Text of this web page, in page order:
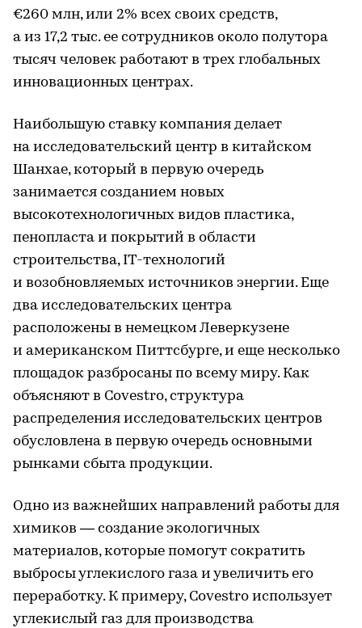
€260 млн, или 2% всех своих средств,
а из 17,2 тыс. ее сотрудников около полутора
тысяч человек работают в трех глобальных
инновационных центрах.
Наибольшую ставку компания делает
на исследовательский центр в китайском
Шанхае, который в первую очередь
занимается созданием новых
высокотехнологичных видов пластика,
пенопласта и покрытий в области
строительства, IT-технологий
и возобновляемых источников энергии. Еще
два исследовательских центра
расположены в немецком Леверкузене
и американском Питтсбурге, и еще несколько
площадок разбросаны по всему миру. Как
объясняют в Covestro, структура
распределения исследовательских центров
обусловлена в первую очередь основными
рынками сбыта продукции.
Одно из важнейших направлений работы для
химиков — создание экологичных
материалов, которые помогут сократить
выбросы углекислого газа и увеличить его
переработку. К примеру, Covestro использует
углекислый газ для производства